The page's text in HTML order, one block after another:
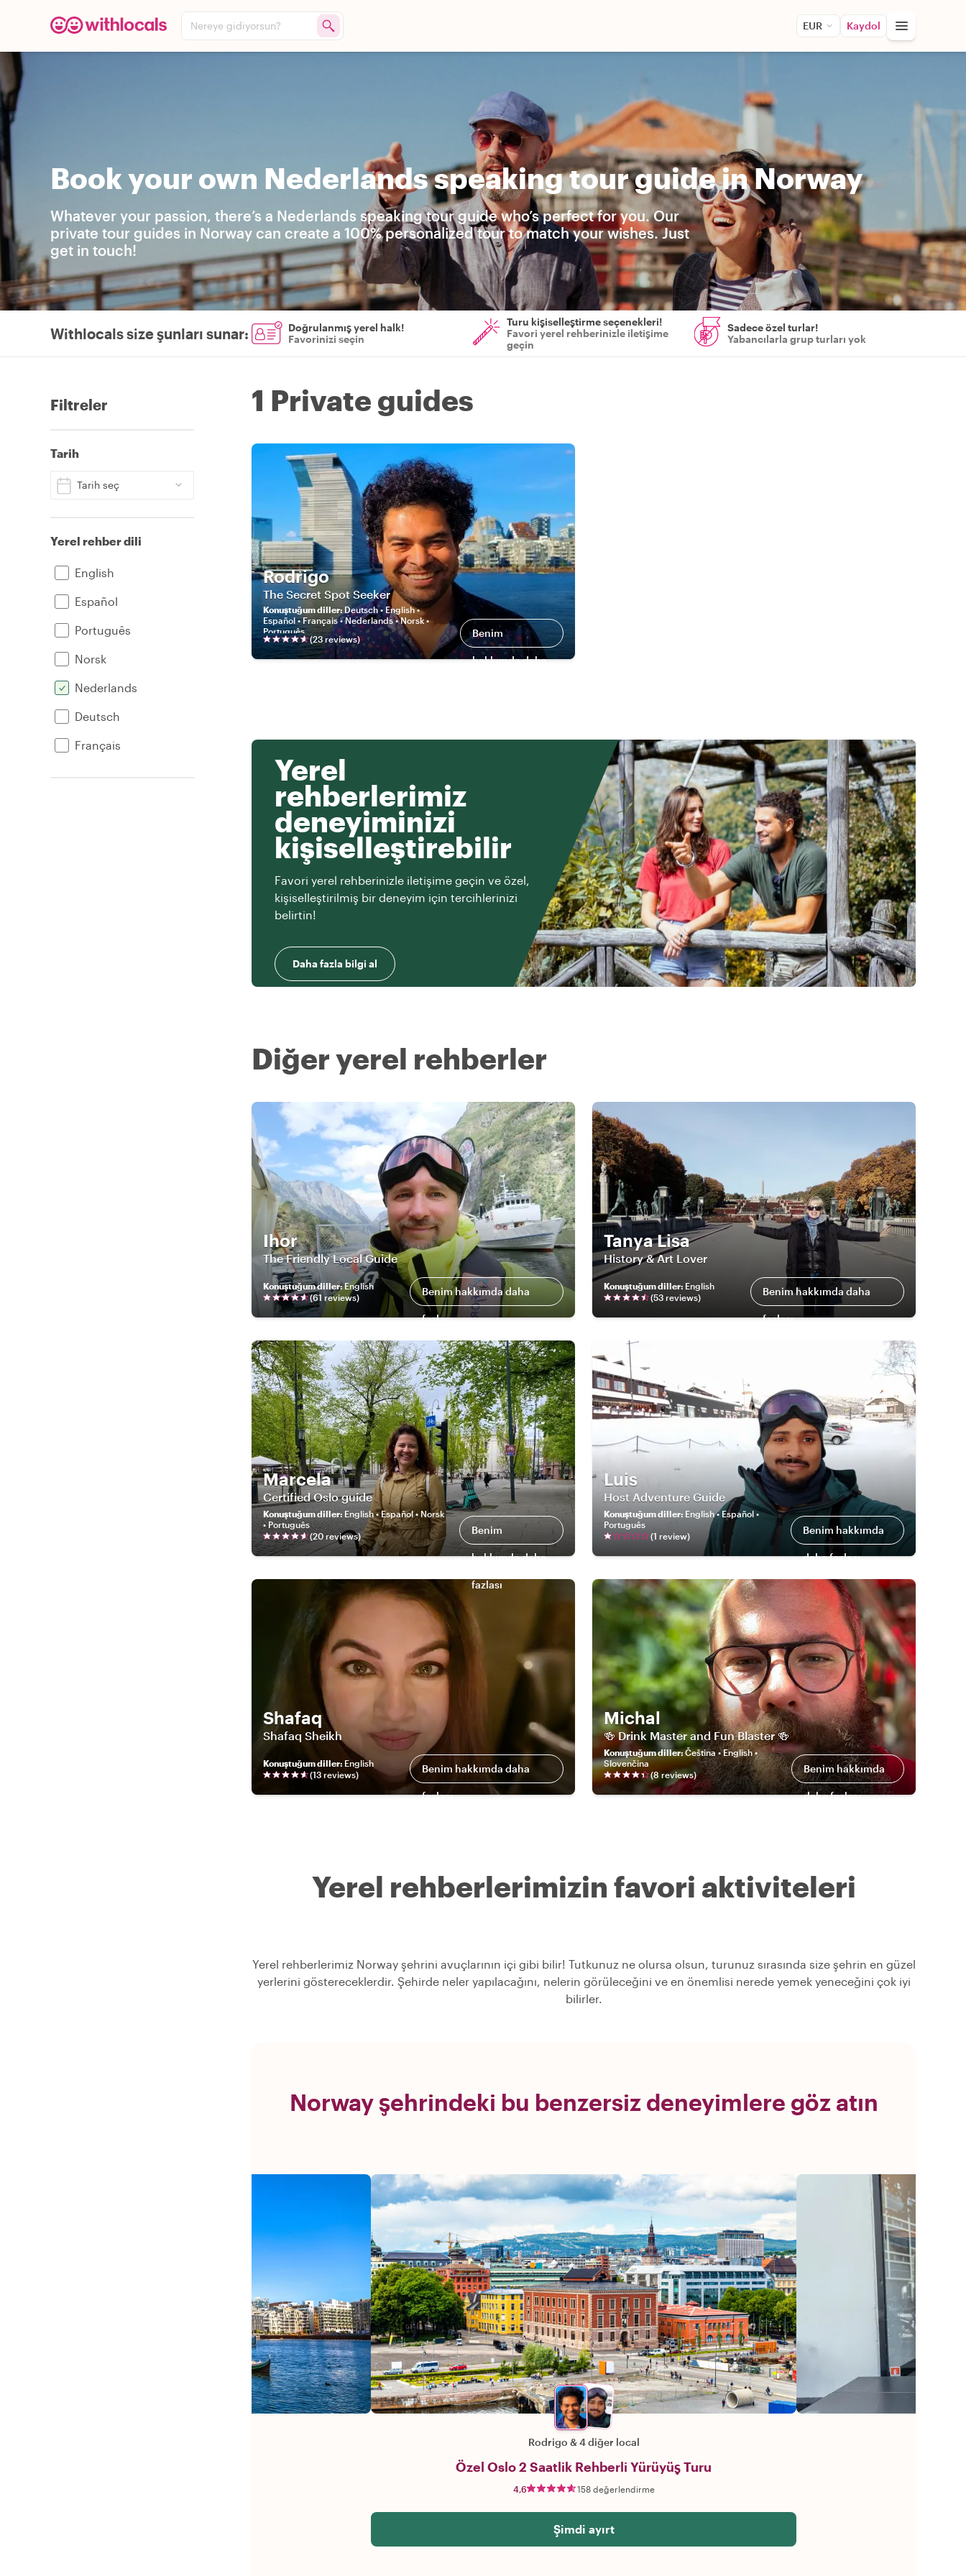
Nereye gidiyorsun? EUR Kaydol
Book your own Nederlands speaking tour guide in Norway
Whatever your passion, there’s a Nederlands speaking tour guide who’s perfect for you. Our
private tour guides in Norway can create a 100% personalized tour to match your wishes. Just
get in touch!
Withlocals size şunları sunar:
Doğrulanmış yerel halk!
Favorinizi seçin
Turu kişiselleştirme seçenekleri!
Favori yerel rehberinizle iletişime
geçin
Sadece özel turlar!
Yabancılarla grup turları yok
Filtreler
Tarih
Tarih seç
Yerel rehber dili
English
Español
Português
Norsk
Nederlands
Deutsch
Français
1 Private guides
Rodrigo
The Secret Spot Seeker
Konuştuğum diller: Deutsch • English •
Español • Français • Nederlands • Norsk •
Português
(23reviews) Benim
hakkımda daha
Yerel
rehberlerimiz
deneyiminizi
kişiselleştirebilir
Favori yerel rehberinizle iletişime geçin ve özel,
kişiselleştirilmiş bir deneyim için tercihlerinizi
belirtin!
Daha fazla bilgi al
Diğer yerel rehberler
Ihor
The Friendly Local Guide
Konuştuğum diller:English
(61 reviews) Benim hakkımda daha
fazlası
Tanya Lisa
History & Art Lover
Konuştuğum diller: English
(53 reviews) Benim hakkımda daha
fazlası
Marcela
Certified Oslo guide
Konuştuğum diller:English • Español • Norsk
• Português
(20reviews) Benim
hakkımda daha
fazlası
Luis
Host Adventure Guide
Konuştuğum diller: English • Español •
Português
(1 review) Benim hakkımda
daha fazlası
Shafaq
Shafaq Sheikh
Konuştuğum diller: English
(13 reviews) Benim hakkımda daha
fazlası
Michal
🍻 Drink Master and Fun Blaster 🍻
Konuştuğum diller:Čeština • English •
Slovenčina
(8 reviews) Benim hakkımda
daha fazlası
Yerel rehberlerimizin favori aktiviteleri
Yerel rehberlerimiz Norway şehrini avuçlarının içi gibi bilir! Tutkunuz ne olursa olsun, turunuz sırasında size şehrin en güzel
yerlerini göstereceklerdir. Şehirde neler yapılacağını, nelerin görüleceğini ve en önemlisi nerede yemek yeneceğini çok iyi
bilirler.
Norway şehrindeki bu benzersiz deneyimlere göz atın
Rodrigo &4 diğer local
Özel Oslo 2 Saatlik Rehberli Yürüyüş Turu
4,6 158 değerlendirme
Şimdi ayırt